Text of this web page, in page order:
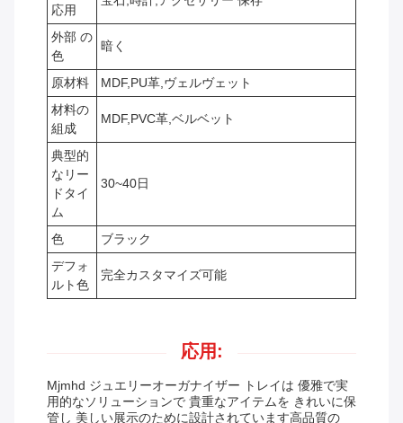
応用
外部 の
色
暗く
原材料
MDF,PU革,ヴェルヴェット
材料の
組成
MDF,PVC革,ベルベット
典型的
なリー
ドタイ
ム
30~40日
色
ブラック
デフォ
ルト色
完全カスタマイズ可能
応用:
Mjmhd ジュエリーオーガナイザー トレイは 優雅で実
用的なソリューションで 貴重なアイテムを きれいに保
管し 美しい展示のために設計されています高品質の